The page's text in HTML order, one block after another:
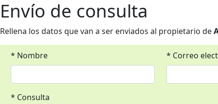
Envío de consulta
Rellena los datos que van a ser enviados al propietario de
* Nombre * Correo
* Consulta